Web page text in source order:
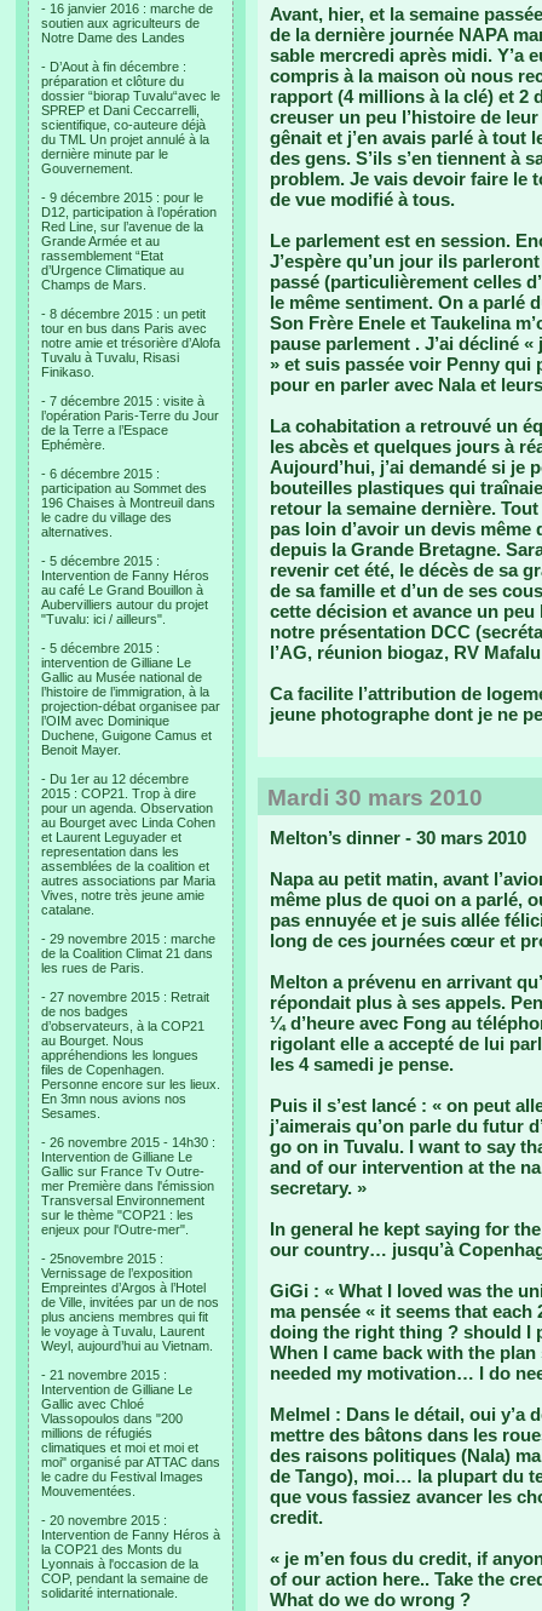
- 16 janvier 2016 : marche de
soutien aux agriculteurs de
Notre Dame des Landes
- D’Aout à fin décembre :
préparation et clôture du
dossier “biorap Tuvalu“avec le
SPREP et Dani Ceccarrelli,
scientifique, co-auteure déjà
du TML Un projet annulé à la
dernière minute par le
Gouvernement.
- 9 décembre 2015 : pour le
D12, participation à l’opération
Red Line, sur l’avenue de la
Grande Armée et au
rassemblement “Etat
d’Urgence Climatique au
Champs de Mars.
- 8 décembre 2015 : un petit
tour en bus dans Paris avec
notre amie et trésorière d’Alofa
Tuvalu à Tuvalu, Risasi
Finikaso.
- 7 décembre 2015 : visite à
l’opération Paris-Terre du Jour
de la Terre a l’Espace
Ephémère.
- 6 décembre 2015 :
participation au Sommet des
196 Chaises à Montreuil dans
le cadre du village des
alternatives.
- 5 décembre 2015 :
Intervention de Fanny Héros
au café Le Grand Bouillon à
Aubervilliers autour du projet
"Tuvalu: ici / ailleurs".
- 5 décembre 2015 :
intervention de Gilliane Le
Gallic au Musée national de
l’histoire de l’immigration, à la
projection-débat organisee par
l’OIM avec Dominique
Duchene, Guigone Camus et
Benoit Mayer.
- Du 1er au 12 décembre
2015 : COP21. Trop à dire
pour un agenda. Observation
au Bourget avec Linda Cohen
et Laurent Leguyader et
representation dans les
assemblées de la coalition et
autres associations par Maria
Vives, notre très jeune amie
catalane.
- 29 novembre 2015 : marche
de la Coalition Climat 21 dans
les rues de Paris.
- 27 novembre 2015 : Retrait
de nos badges
d’observateurs, à la COP21
au Bourget. Nous
appréhendions les longues
files de Copenhagen.
Personne encore sur les lieux.
En 3mn nous avions nos
Sesames.
- 26 novembre 2015 - 14h30 :
Intervention de Gilliane Le
Gallic sur France Tv Outre-
mer Première dans l'émission
Transversal Environnement
sur le thème "COP21 : les
enjeux pour l'Outre-mer".
- 25novembre 2015 :
Vernissage de l’exposition
Empreintes d’Argos à l’Hotel
de Ville, invitées par un de nos
plus anciens membres qui fit
le voyage à Tuvalu, Laurent
Weyl, aujourd’hui au Vietnam.
- 21 novembre 2015 :
Intervention de Gilliane Le
Gallic avec Chloé
Vlassopoulos dans "200
millions de réfugiés
climatiques et moi et moi et
moi" organisé par ATTAC dans
le cadre du Festival Images
Mouvementées.
- 20 novembre 2015 :
Intervention de Fanny Héros à
la COP21 des Monts du
Lyonnais à l'occasion de la
COP, pendant la semaine de
solidarité internationale.
Avant, hier, et la semaine
de la dernière journée NAPA
sable mercredi après midi. Y’a
compris à la maison où nous
rapport (4 millions à la clé) et 2
creuser un peu l’histoire de
gênait et j’en avais parlé à tout
des gens. S’ils s’en tiennent à
problem. Je vais devoir faire le
de vue modifié à tous.
Le parlement est en session.
J’espère qu’un jour ils
passé (particulièrement celles
le même sentiment. On a parlé
Son Frère Enele et Taukelina
pause parlement . J’ai décliné
» et suis passée voir Penny qui
pour en parler avec Nala et
La cohabitation a retrouvé un
les abcès et quelques jours à
Aujourd’hui, j’ai demandé si je
bouteilles plastiques qui
retour la semaine dernière.
pas loin d’avoir un devis
depuis la Grande Bretagne.
revenir cet été, le décès de sa
de sa famille et d’un de ses
cette décision et avance un
notre présentation DCC
l’AG, réunion biogaz, RV
Ca facilite l’attribution de
jeune photographe dont je ne
Mardi 30 mars 2010
Melton’s dinner - 30 mars 2010
Napa au petit matin, avant
même plus de quoi on a parlé,
pas ennuyée et je suis allée
long de ces journées cœur et
Melton a prévenu en arrivant
répondait plus à ses appels.
¼ d’heure avec Fong au
rigolant elle a accepté de lui
les 4 samedi je pense.
Puis il s’est lancé : « on peut
j’aimerais qu’on parle du futur
go on in Tuvalu. I want to say
and of our intervention at the
secretary. »
In general he kept saying for
our country… jusqu’à
GiGi : « What I loved was the
ma pensée « it seems that
doing the right thing ? should I
When I came back with the
needed my motivation… I do
Melmel : Dans le détail, oui y’a
mettre des bâtons dans les
des raisons politiques (Nala)
de Tango), moi… la plupart du
que vous fassiez avancer les
credit.
« je m’en fous du credit, if
of our action here.. Take the
What do we do wrong ?